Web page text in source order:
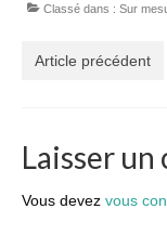
Classé dans : Sur
Article précédent
Laisser
Vous devez vous